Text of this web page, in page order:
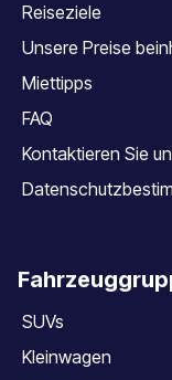
Reiseziele
Unsere Preise
Miettipps
FAQ
Kontaktieren Sie
SUVs
Kleinwagen